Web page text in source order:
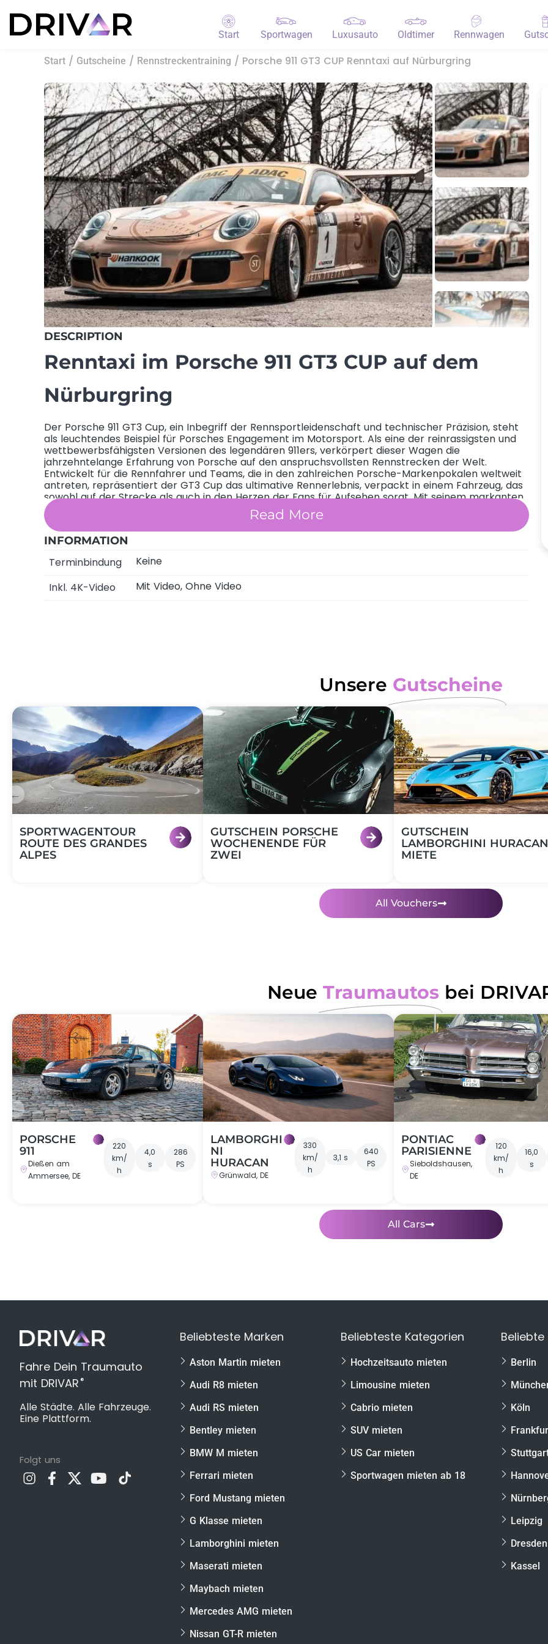
Start Sportwagen Luxusauto Oldtimer Rennwagen
Start / Gutscheine / Rennstreckentraining / Porsche 911 GT3 CUP Renntaxi auf Nürburgring
DESCRIPTION
Renntaxi im Porsche 911 GT3 CUP auf dem
Nürburgring
Der Porsche 911 GT3 Cup, ein Inbegriff der Rennsportleidenschaft und technischer Präzision, steht
als leuchtendes Beispiel für Porsches Engagement im Motorsport. Als eine der reinrassigsten und
wettbewerbsfähigsten Versionen des legendären 911ers, verkörpert dieser Wagen die
jahrzehntelange Erfahrung von Porsche auf den anspruchsvollsten Rennstrecken der Welt.
Entwickelt für die Rennfahrer und Teams, die in den zahlreichen Porsche-Markenpokalen weltweit
antreten, repräsentiert der GT3 Cup das ultimative Rennerlebnis, verpackt in einem Fahrzeug, das
sowohl auf der Strecke als auch in den Herzen der Fans für Aufsehen sorgt. Mit seinem markanten
Design, das sowohl die aerodynamischen als auch die ästhetischen Anforderungen des modernen
Motorsports erfüllt, und seiner unbändigen Leistung, die aus jeder Kurve und jeder Geraden ein
Spektakel macht, steht der Porsche 911 GT3 Cup für die pure Freude am Rennsport und lädt jeden
ein, Teil dieser faszinierenden Welt zu werden.
Was beinhaltet dieser Gutschein?
Geschenkbox
Du erwirbst einen Gutschein für ein unvergessliches
Rennstreckenerlebnis auf dem Nürburgring
wähle zwischen
PDF-Gutschein per Email
hochwertigem Papiergutschein per Post
Wir möchten dir gern das perfekte Geschenk an die Hand geben, das dir auch bei der Einlösung
keine Zusatzkosten oder böse Überraschungen beschert. Deshalb inkludieren wir bereits die
Ausführliche Fahrzeugeinweisung
Fahrercoaching & Theorienbriefing inklusive
Ausreichend Zeit für Fotos & Videos
Keine Kaution notwendig!
Read More
INFORMATION
Terminbindung
Keine
Inkl. 4K-Video
Mit Video, Ohne Video
Unsere Gutscheine
←
SPORTWAGENTOUR
ROUTE DES GRANDES
ALPES
GUTSCHEIN PORSCHE
WOCHENENDE FÜR
ZWEI
GUTSCHEIN
LAMBORGHINI HURACAN
MIETE
All Vouchers
Neue Traumautos bei
←
PORSCHE
911
Dießen am
Ammersee, DE
220
km/
h
4,0
s
286
PS
LAMBORGHI
NI
HURACAN
Grünwald, DE
330
km/
h
3,1 s
640
PS
PONTIAC
PARISIENNE
Sieboldshausen,
DE
120
km/
h
16,0
s
All Cars
Fahre Dein Traumauto
mit DRIVAR ®
Alle Städte. Alle Fahrzeuge.
Eine Plattform.
Folgt uns
Beliebteste Marken
Aston Martin mieten
Audi R8 mieten
Audi RS mieten
Bentley mieten
BMW M mieten
Ferrari mieten
Ford Mustang mieten
G Klasse mieten
Lamborghini mieten
Maserati mieten
Maybach mieten
Mercedes AMG mieten
Nissan GT-R mieten
Beliebteste Kategorien
Hochzeitsauto mieten
Limousine mieten
Cabrio mieten
SUV mieten
US Car mieten
Sportwagen mieten ab 18
Berlin
Köln
Leipzig
Dresden
Kassel